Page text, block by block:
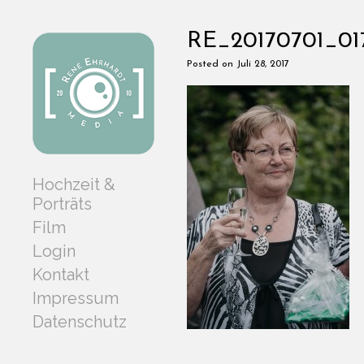
Hochzeit &
Porträts
Film
Login
Kontakt
Impressum
Datenschutz
Posted on Juli 28, 2017